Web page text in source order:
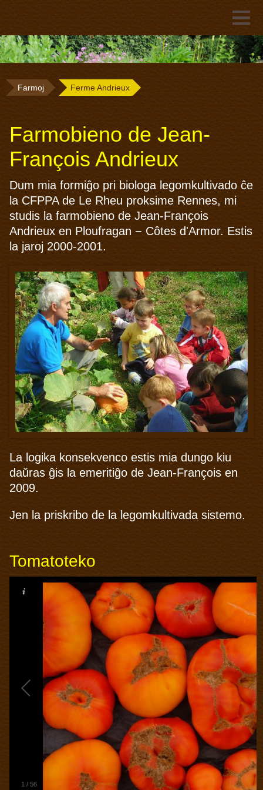
Farmoj Ferme Andrieux
Farmobieno de Jean-
François Andrieux
Dum mia formiĝo pri biologa legomkultivado ĉe
la CFPPA de Le Rheu proksime Rennes, mi
studis la farmobieno de Jean-François
Andrieux en Ploufragan − Côtes d'Armor. Estis
la jaroj 2000-2001.
La logika konsekvenco estis mia dungo kiu
daŭras ĝis la emeritiĝo de Jean-Françoisen
2009.
Jen la priskribo de la legomkultivada sistemo.
Tomatoteko
1 /56